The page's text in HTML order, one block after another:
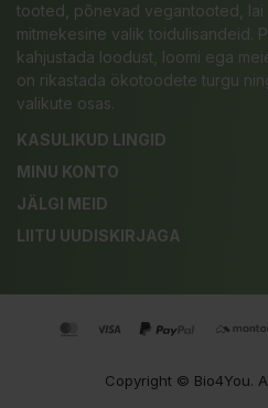
tooted, põnevad vegantooted, lai
mitmekesine valik toidulisandeid.
kahjustada loodust, loomi ega
on rikastada ökotoodete turgu
valikute osas.
KASULIKUD LINGID
MINU KONTO
JÄLGI MEID
LIITU UUDISKIRJAGA
Copyright © Bio4You.